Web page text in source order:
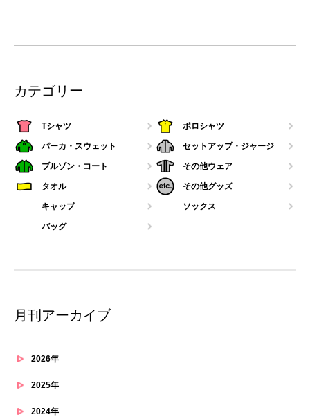
カテゴリー
Tシャツ ポロシャツ
パーカ・スウェット セットアップ・ジャージ
ブルゾン・コート その他ウェア
タオル その他グッズ
キャップ ソックス
バッグ
月刊アーカイブ
2026年
2025年
2024年